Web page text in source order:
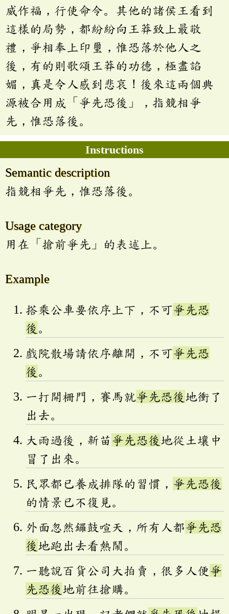
威作福，行使命令。其他的諸侯王看到
這樣的局勢，都紛紛向王莽致上最敬
禮，爭相奉上印璽，惟恐落於他人之
後，有的則歌頌王莽的功德，極盡諂
媚，真是令人感到悲哀！後來這兩個典
源被合用成「爭先恐後」，指競相爭
先，惟恐落後。
Instructions
Semantic description
指競相爭先，惟恐落後。
Usage category
用在「搶前爭先」的表述上。
Example
搭乘公車要依序上下，不可爭先恐
後 。
戲院散場請依序離開，不可爭先恐
後 。
一打開柵門，賽馬就爭先恐後地衝了
出去。
大雨過後，新苗爭先恐後地從土壤中
冒了出來。
民眾都已養成排隊的習慣， 爭先恐後
的情景已不復見。
外面忽然鑼鼓喧天，所有人都爭先恐
後地跑出去看熱鬧。
一聽說百貨公司大拍賣，很多人便爭
先恐後地前往搶購。